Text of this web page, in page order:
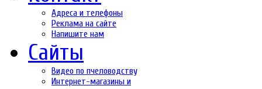
Адреса и телефоны
Реклама на сайте
Напишите нам
Сайты
Видео по пчеловодству
Интернет-магазины и